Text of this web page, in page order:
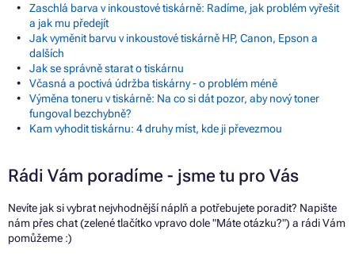
Zaschlá barva v inkoustové tiskárně: Radíme, jak problém vyřešit
a jak mu předejít
Jak vyměnit barvu v inkoustové tiskárně HP, Canon, Epson a
dalších
Jak se správně starat o tiskárnu
Včasná a poctivá údržba tiskárny - o problém méně
Výměna toneru v tiskárně: Na co si dát pozor, aby nový toner
fungoval bezchybně?
Kam vyhodit tiskárnu: 4 druhy míst, kde ji převezmou
Rádi Vám poradíme - jsme tu pro Vás
Nevíte jak si vybrat nejvhodnější náplň a potřebujete poradit? Napište
nám přes chat (zelené tlačítko vpravo dole "Máte otázku?") a rádi Vám
pomůžeme :)